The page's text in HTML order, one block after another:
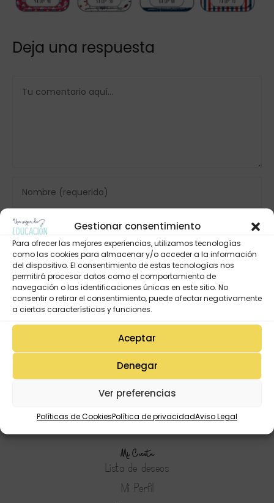
Gestionar consentimiento
Para ofrecer las mejores experiencias, utilizamos tecnologías
como las cookies para almacenar y/o acceder a la información
del dispositivo. El consentimiento de estas tecnologías nos
permitirá procesar datos como el comportamiento de
navegación o las identificaciones únicas en este sitio. No
consentir o retirar el consentimiento, puede afectar negativamente
a ciertas características y funciones.
Aceptar
Denegar
Ver preferencias
Políticas de CookiesPolítica de privacidadAviso Legal
Deja una respuesta
Mi Cuenta
Lista de deseos
Mi Perfil